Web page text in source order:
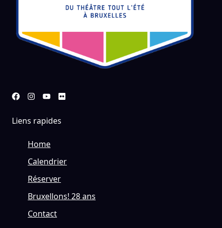
Liens rapides
Home
Calendrier
Réserver
Bruxellons! 28 ans
Contact